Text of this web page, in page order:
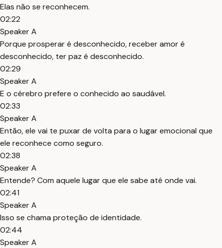
Elas não se reconhecem.
02:22
Speaker A
Porque prosperar é desconhecido, receber amor é
desconhecido, ter paz é desconhecido.
02:29
Speaker A
E o cérebro prefere o conhecido ao saudável.
02:33
Speaker A
Então, ele vai te puxar de volta para o lugar emocional que
ele reconhece como seguro.
02:38
Speaker A
Entende? Com aquele lugar que ele sabe até onde vai.
02:41
Speaker A
Isso se chama proteção de identidade.
02:44
Speaker A